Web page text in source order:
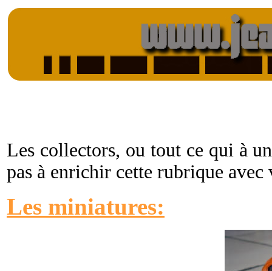
Les collectors, ou tout ce qui à
pas à enrichir cette rubrique
Les miniatures: